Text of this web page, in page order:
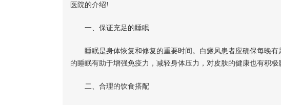
医院的介绍!
一、保证充足的睡眠
睡眠是身体恢复和修复的重要时间。白癜风患者应确保每晚有
的睡眠有助于增强免疫力，减轻身体压力，对皮肤的健康也有积极
二、合理的饮食搭配